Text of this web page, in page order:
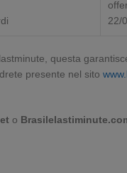
22/
questa
presente nel sito
o